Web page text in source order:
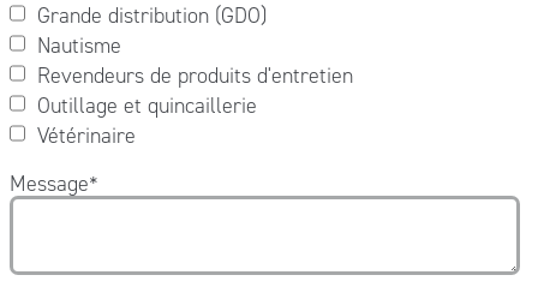
Grande distribution (GDO)
Nautisme
Revendeurs de produits d'entretien
Outillage et quincaillerie
Vétérinaire
Message*